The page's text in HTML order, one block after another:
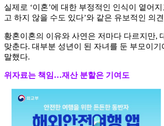
실제로 ‘이혼’에 대한 부정적인 인식이 옅어
고 하지 않을 수도 있다’와 같은 유보적인 의
황혼이혼의 이유와 사연은 저마다 다르지만,
맞춘다. 대부분 성년이 된 자녀를 둔 부모이
말했다.
위자료는 책임…재산 분할은 기여도